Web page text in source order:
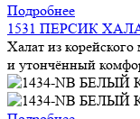
Подробнее
1531 ПЕРСИК
Халат из корейского
и утончённый